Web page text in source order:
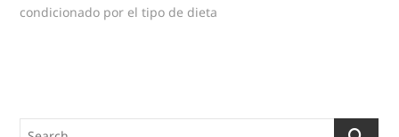
condicionado por el tipo de dieta
Search